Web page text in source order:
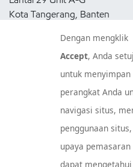
Kota Tangerang, Banten
Pusat Layanan Konsumen
Dengan mengklik
Accept, Anda
untuk
perangkat Anda
navigasi situs,
penggunaan
upaya
dapat